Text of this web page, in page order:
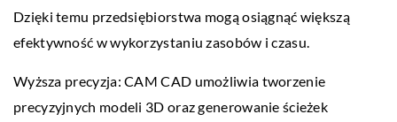
Dzięki temu przedsiębiorstwa mogą osiągnąć większą
efektywność w wykorzystaniu zasobów i czasu.
Wyższa precyzja: CAM CAD umożliwia tworzenie
precyzyjnych modeli 3D oraz generowanie ścieżek